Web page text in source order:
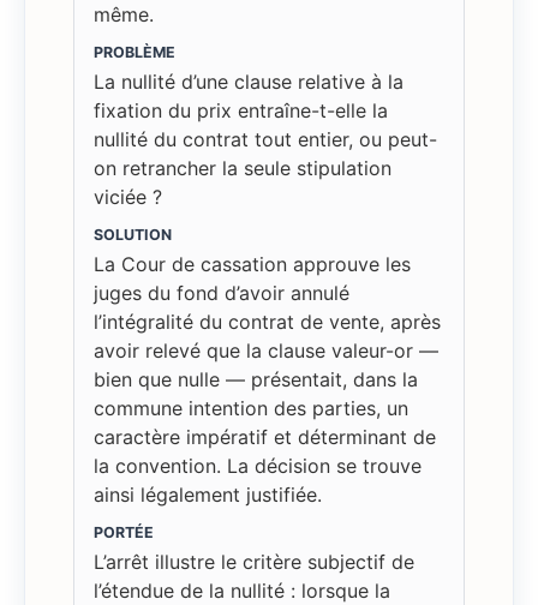
même.
PROBLÈME
La nullité d’une clause relative à la
fixation du prix entraîne-t-elle la
nullité du contrat tout entier, ou peut-
on retrancher la seule stipulation
viciée ?
SOLUTION
La Cour de cassation approuve les
juges du fond d’avoir annulé
l’intégralité du contrat de vente, après
avoir relevé que la clause valeur-or —
bien que nulle — présentait, dans la
commune intention des parties, un
caractère impératif et déterminant de
la convention. La décision se trouve
ainsi légalement justifiée.
PORTÉE
L’arrêt illustre le critère subjectif de
l’étendue de la nullité : lorsque la